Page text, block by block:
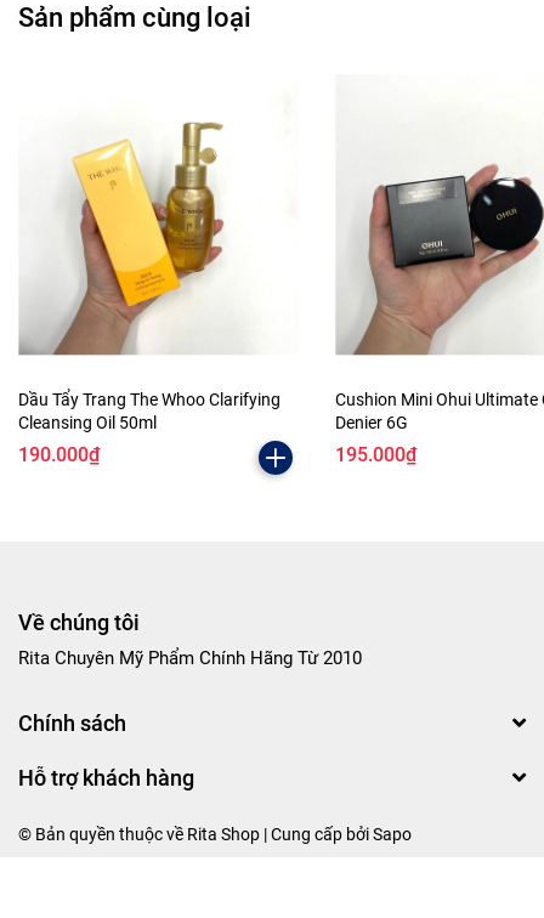
Sản phẩm cùng loại
Dầu Tẩy Trang The Whoo Clarifying
Cleansing Oil 50ml
190.000₫
Cushion Mini Ohui Ultimate
Denier 6G
195.000₫
Về chúng tôi
Rita Chuyên Mỹ Phẩm Chính Hãng Từ 2010
Chính sách
Hỗ trợ khách hàng
© Bản quyền thuộc về Rita Shop | Cung cấp bởiSapo